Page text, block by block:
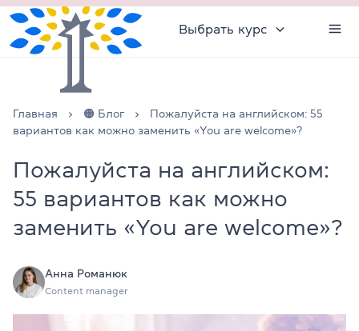
Выбрать курс
Главная 🟠 Блог
Пожалуйста на английском: 55
вариантов как можно заменить «You are welcome»?
Пожалуйста на английском:
55 вариантов как можно
заменить «You are welcome»?
Анна Романюк
Content manager